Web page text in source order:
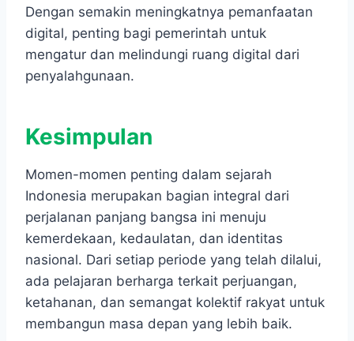
Dengan semakin meningkatnya pemanfaatan
digital, penting bagi pemerintah untuk
mengatur dan melindungi ruang digital dari
penyalahgunaan.
Kesimpulan
​Momen-momen penting dalam sejarah
Indonesia merupakan bagian integral dari
perjalanan panjang bangsa ini menuju
kemerdekaan, kedaulatan, dan identitas
nasional.​ Dari setiap periode yang telah dilalui,
ada pelajaran berharga terkait perjuangan,
ketahanan, dan semangat kolektif rakyat untuk
membangun masa depan yang lebih baik.